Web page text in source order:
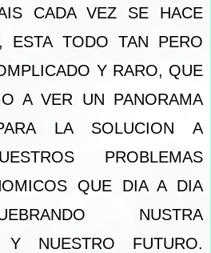
CADA VEZ SE HACE
ESTA TODO TAN PERO
Y RARO, QUE
A VER UN PANORAMA
LA SOLUCION A
PROBLEMAS
QUE DIA A DIA
NUSTRA
Y NUESTRO FUTURO.